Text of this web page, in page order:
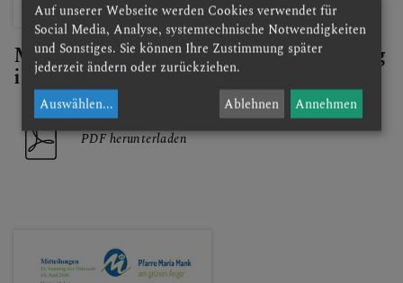
Mitteilungen der Woche - 12. Sonntag
im Jahreskreis 2026
PDF herunterladen
Auf unserer Webseite werden Cookies verwendet für
Social Media, Analyse, systemtechnische Notwendigkeiten
und Sonstiges. Sie können Ihre Zustimmung später
jederzeit ändern oder zurückziehen.
Auswählen... Ablehnen Annehmen